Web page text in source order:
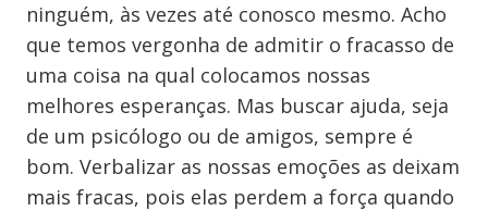
ninguém, às vezes até conosco mesmo. Acho
que temos vergonha de admitir o fracasso de
uma coisa na qual colocamos nossas
melhores esperanças. Mas buscar ajuda, seja
de um psicólogo ou de amigos, sempre é
bom. Verbalizar as nossas emoções as deixam
mais fracas, pois elas perdem a força quando